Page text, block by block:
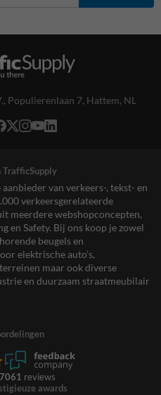
Populierenlaan 7, Hattem, NL
TrafficSupply
van verkeers-, tekst- en
verkeersgerelateerde
meerdere webshopconcepten,
en Safety. Bij ons koop je zowel
beugels en
elektrische auto’s,
maar ook diverse
en duurzaam straatmeubilair
7061 reviews
awards